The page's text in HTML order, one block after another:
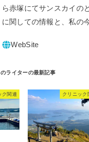
ら赤塚にてサンスカイの
に関しての情報と、私の
ク関連 クリニック